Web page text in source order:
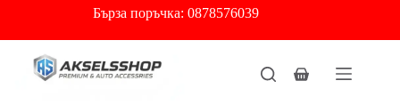
content
Бърза поръчка: 0878576039
Shopping